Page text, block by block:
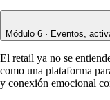
Módulo 6 · Eventos,
El retail ya no se
como una plataforma
y conexión emocional